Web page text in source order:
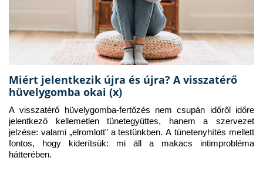
Miért jelentkezik újra és újra? A visszatérő
hüvelygomba okai (x)
A visszatérő hüvelygomba-fertőzés nem csupán időről időre
jelentkező kellemetlen tünetegyüttes, hanem a szervezet
jelzése: valami „elromlott” a testünkben. A tünetenyhítés mellett
fontos, hogy kiderítsük: mi áll a makacs intimprobléma
hátterében.